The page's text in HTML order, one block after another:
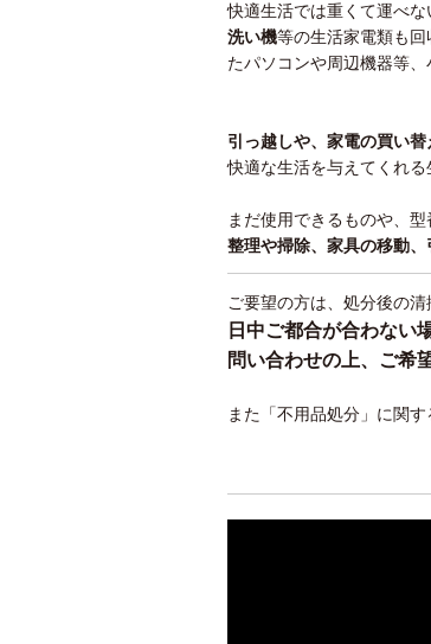
快適生活では重くて運べな
洗い機等の生活家電類も
たパソコンや周辺機器等
引っ越しや、家電の買い替
快適な生活を与えてくれる
まだ使用できるものや、
整理や掃除、家具の移動
ご要望の方は、処分後の
日中ご都合が合わない
問い合わせの上、ご希
また「不用品処分」に関